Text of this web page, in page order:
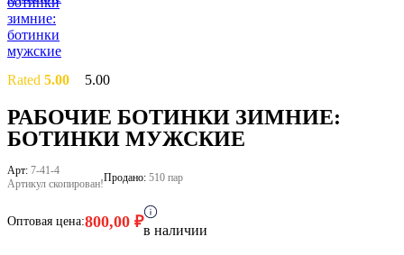
Rated 5.00
based on1
customer
rating
5.00
РАБОЧИЕ БОТИНКИ ЗИМНИЕ:
БОТИНКИ МУЖСКИЕ
Арт: 7-41-4
Артикул скопирован!
Продано: 510 пар
Оптовая цена:800,00 ₽в наличии